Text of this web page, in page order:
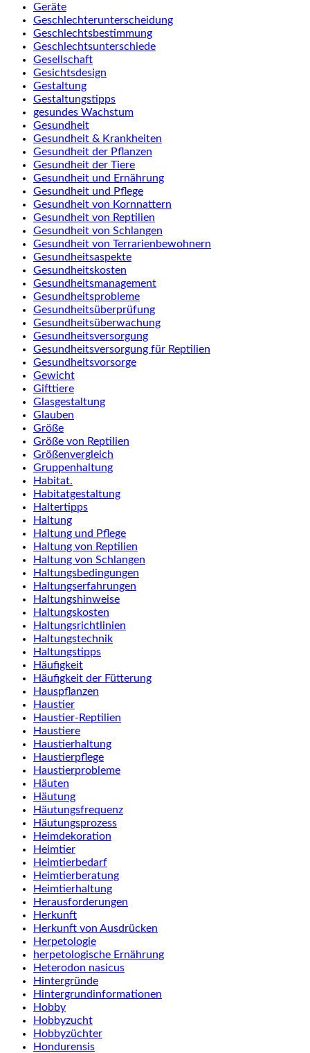
Geräte
Geschlechterunterscheidung
Geschlechtsbestimmung
Geschlechtsunterschiede
Gesellschaft
Gesichtsdesign
Gestaltung
Gestaltungstipps
gesundes Wachstum
Gesundheit
Gesundheit & Krankheiten
Gesundheit der Pflanzen
Gesundheit der Tiere
Gesundheit und Ernährung
Gesundheit und Pflege
Gesundheit von Kornnattern
Gesundheit von Reptilien
Gesundheit von Schlangen
Gesundheit von Terrarienbewohnern
Gesundheitsaspekte
Gesundheitskosten
Gesundheitsmanagement
Gesundheitsprobleme
Gesundheitsüberprüfung
Gesundheitsüberwachung
Gesundheitsversorgung
Gesundheitsversorgung für Reptilien
Gesundheitsvorsorge
Gewicht
Gifttiere
Glasgestaltung
Glauben
Größe
Größe von Reptilien
Größenvergleich
Gruppenhaltung
Habitat.
Habitatgestaltung
Haltertipps
Haltung
Haltung und Pflege
Haltung von Reptilien
Haltung von Schlangen
Haltungsbedingungen
Haltungserfahrungen
Haltungshinweise
Haltungskosten
Haltungsrichtlinien
Haltungstechnik
Haltungstipps
Häufigkeit
Häufigkeit der Fütterung
Hauspflanzen
Haustier
Haustier-Reptilien
Haustiere
Haustierhaltung
Haustierpflege
Haustierprobleme
Häuten
Häutung
Häutungsfrequenz
Häutungsprozess
Heimdekoration
Heimtier
Heimtierbedarf
Heimtierberatung
Heimtierhaltung
Herausforderungen
Herkunft
Herkunft von Ausdrücken
Herpetologie
herpetologische Ernährung
Heterodon nasicus
Hintergründe
Hintergrundinformationen
Hobby
Hobbyzucht
Hobbyzüchter
Hondurensis